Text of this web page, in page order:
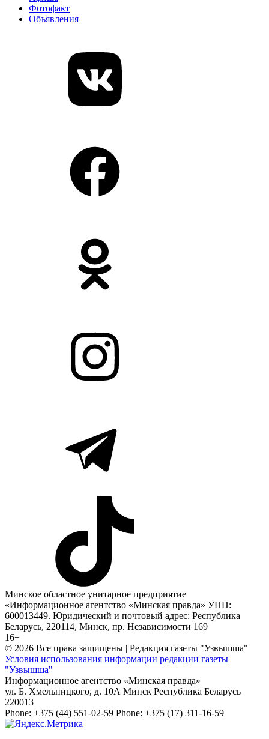
Фотофакт
Объявления
Минское областное унитарное предприятие
«Информационное агентство «Минская правда» УНП:
600013449. Юридический и почтовый адрес: Республика
Беларусь, 220114, Минск, пр. Независимости 169
16+
© 2026 Все права защищены | Редакция газеты "Узвышша"
Условия использования информации редакции газеты
"Узвышша"
Информационное агентство «Минская правда»
ул. Б. Хмельницкого, д. 10А Минск Республика Беларусь
220013
Phone: +375 (44) 551-02-59 Phone: +375 (17) 311-16-59